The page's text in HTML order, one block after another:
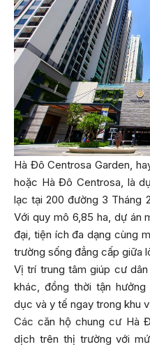
Hà Đô Centrosa Garden,
hoặc Hà Đô Centrosa, là
lạc tại 200 đường 3 Tháng
Với quy mô 6,85 ha, dự án
đại, tiện ích đa dạng cùng
trường sống đẳng cấp giữa
Vị trí trung tâm giúp cư
khác, đồng thời tận
dục và y tế ngay trong khu
Các căn hộ chung cư Hà
dịch trên thị trường với